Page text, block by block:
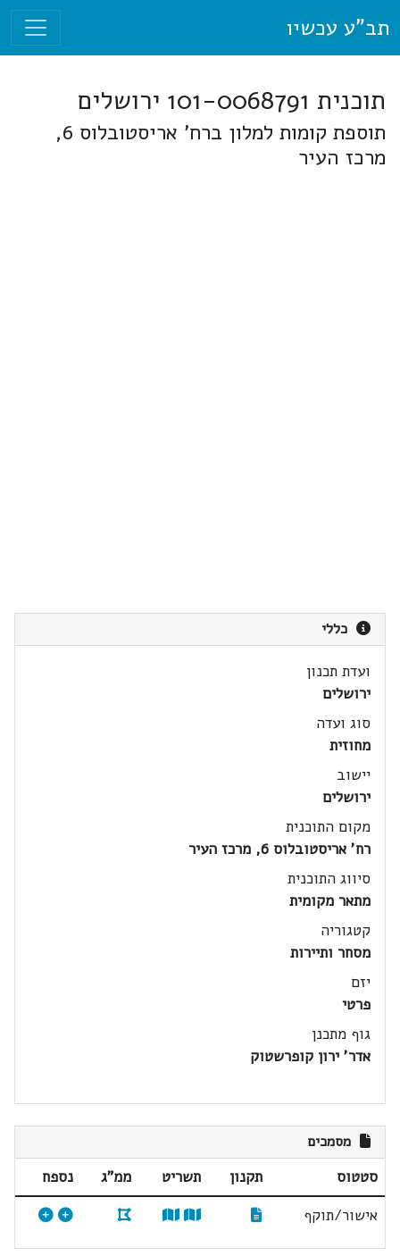
תב"ע עכשיו
תוכנית 101-0068791 ירושלים
תוספת קומות למלון ברח' אריסטובלוס 6,
מרכז העיר
כללי
ועדת תכנון
ירושלים
סוג ועדה
מחוזית
יישוב
ירושלים
מקום התוכנית
רח' אריסטובלוס 6, מרכז העיר
סיווג התוכנית
מתאר מקומית
קטגוריה
מסחר ותיירות
יזם
פרטי
גוף מתכנן
אדר' ירון קופרשטוק
מסמכים
סטטוס תקנון תשריט ממ"ג
נספח
אישור/תוקף